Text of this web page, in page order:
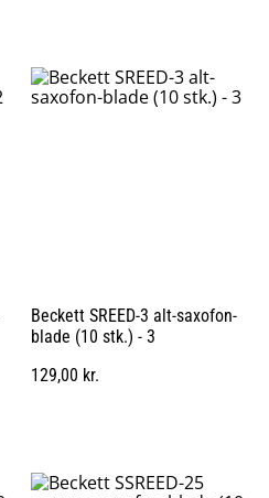
Beckett SREED-3 alt-saxofon-
blade (10 stk.) - 3
129,00 kr.